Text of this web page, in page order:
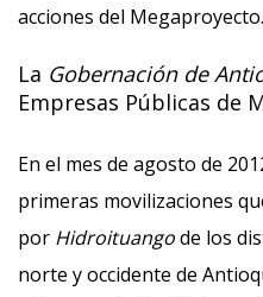
acciones del Megaproyecto.
La Gobernación de
Empresas Públicas de
En el mes de agosto de
primeras movilizaciones
por Hidroituangode los
norte y occidente de